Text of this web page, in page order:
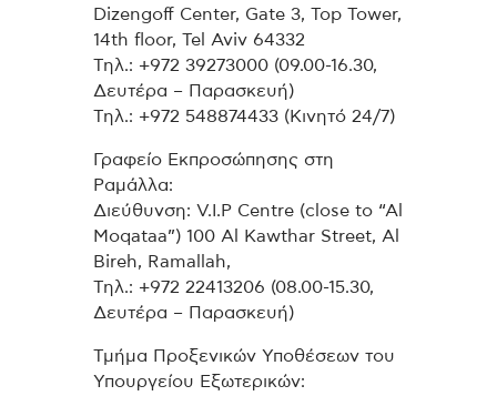
Dizengoff Center, Gate 3, Top Tower,
14th floor, Tel Aviv 64332
Τηλ.: +972 39273000 (09.00-16.30,
Δευτέρα – Παρασκευή)
Τηλ.: +972 548874433 (Κινητό 24/7)
Γραφείο Εκπροσώπησης στη
Ραμάλλα:
Διεύθυνση: V.I.P Centre (close to “Al
Moqataa”) 100 Al Kawthar Street, Al
Bireh, Ramallah,
Τηλ.: +972 22413206 (08.00-15.30,
Δευτέρα – Παρασκευή)
Τμήμα Προξενικών Υποθέσεων του
Υπουργείου Εξωτερικών: